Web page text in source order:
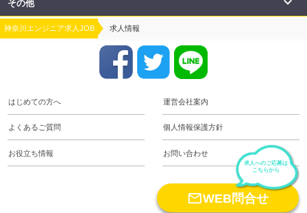
その他
神奈川エンジニア求人JOB 求人情報
はじめての方へ 運営会社案内
よくあるご質問 個人情報保護方針
お役立ち情報 お問い合わせ
求人へのご応募は
こちらから
WEB問合せ